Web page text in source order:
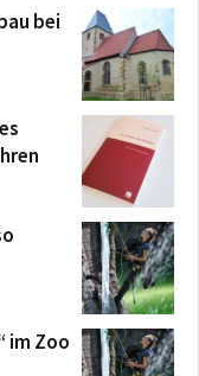
bei
im Zoo